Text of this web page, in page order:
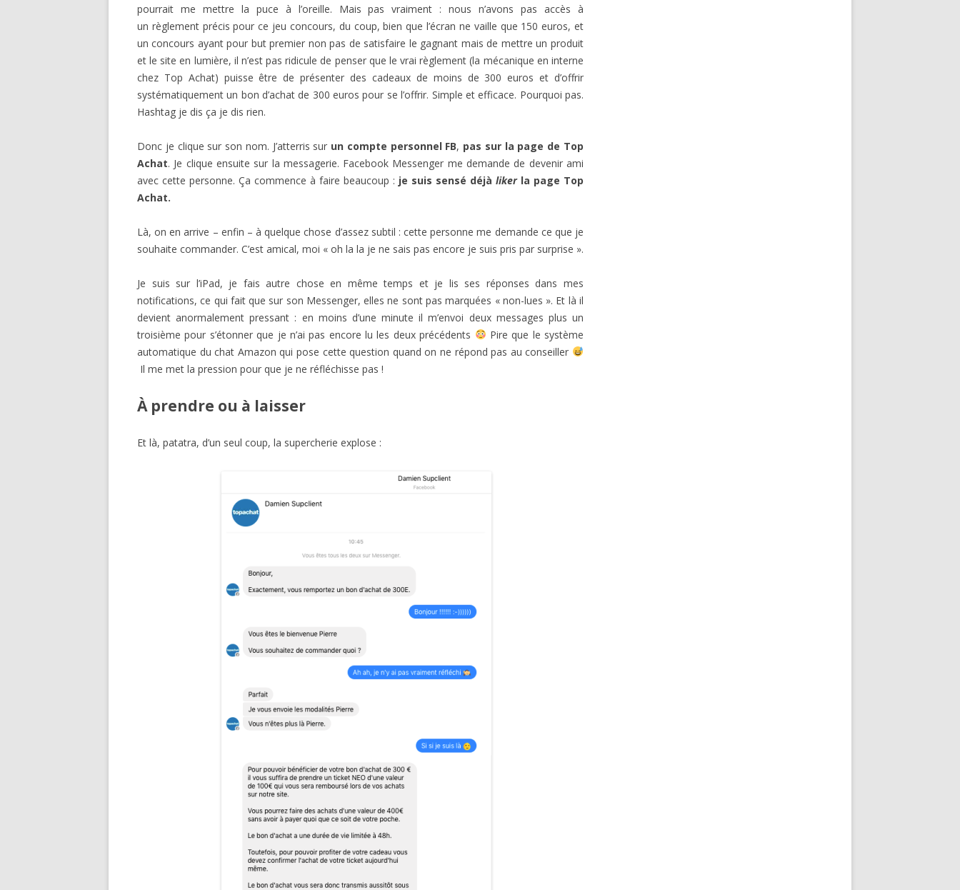
pourrait me mettre la puce à l’oreille. Mais pas vraiment : nous n’avons pas accès à
un règlement précis pour ce jeu concours, du coup, bien que l’écran ne vaille que 150 euros, et
un concours ayant pour but premier non pas de satisfaire le gagnant mais de mettre un produit
et le site en lumière, il n’est pas ridicule de penser que le vrai règlement (la mécanique en interne
chez Top Achat) puisse être de présenter des cadeaux de moins de 300 euros et d’offrir
systématiquement un bon d’achat de 300 euros pour se l’offrir. Simple et efficace. Pourquoi pas.
Hashtag je dis ça je dis rien.
Donc je clique sur son nom. J’atterris sur un compte personnel FB, pas sur la page de Top
Achat. Je clique ensuite sur la messagerie. Facebook Messenger me demande de devenir ami
avec cette personne. Ça commence à faire beaucoup : je suis sensé déjà likerla page Top
Achat.
Là, on en arrive – enfin – à quelque chose d’assez subtil : cette personne me demande ce que je
souhaite commander. C’est amical, moi « oh la la je ne sais pas encore je suis pris par surprise ».
Je suis sur l’iPad, je fais autre chose en même temps et je lis ses réponses dans mes
notifications, ce qui fait que sur son Messenger, elles ne sont pas marquées « non-lues ». Et là il
devient anormalement pressant : en moins d’une minute il m’envoi deux messages plus un
troisième pour s’étonner que je n’ai pas encore lu les deux précédents
Pire que le système
automatique du chat Amazon qui pose cette question quand on ne répond pas au conseiller
Il me met la pression pour que je ne réfléchisse pas !
À prendre ou à laisser
Et là, patatra, d’un seul coup, la supercherie explose :